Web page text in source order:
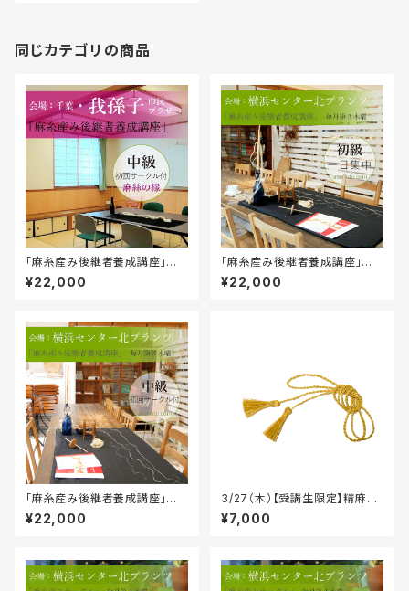
同じカテゴリの商品
「麻糸産み後継者養成講座」中
級・初回サークル付＠千葉・我孫
子市布佐
¥22,000
「麻糸産み後継者養成講座」初
級一日集中講座＠センター北
¥22,000
「麻糸産み後継者養成講座」中
級講座・初回サークル付＠セン
ター北
¥22,000
3/27（木）【受講生限定】精麻の
タッセル紐WS+サークル
¥7,000